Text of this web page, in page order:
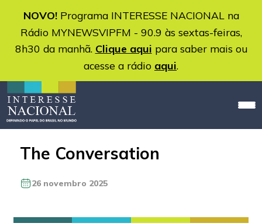
NOVO!Programa INTERESSE NACIONAL na
Rádio MYNEWSVIPFM - 90.9 às sextas-feiras,
8h30 da manhã. Clique aqui para saber mais ou
acesse a rádio aqui.
The Conversation
26 novembro 2025